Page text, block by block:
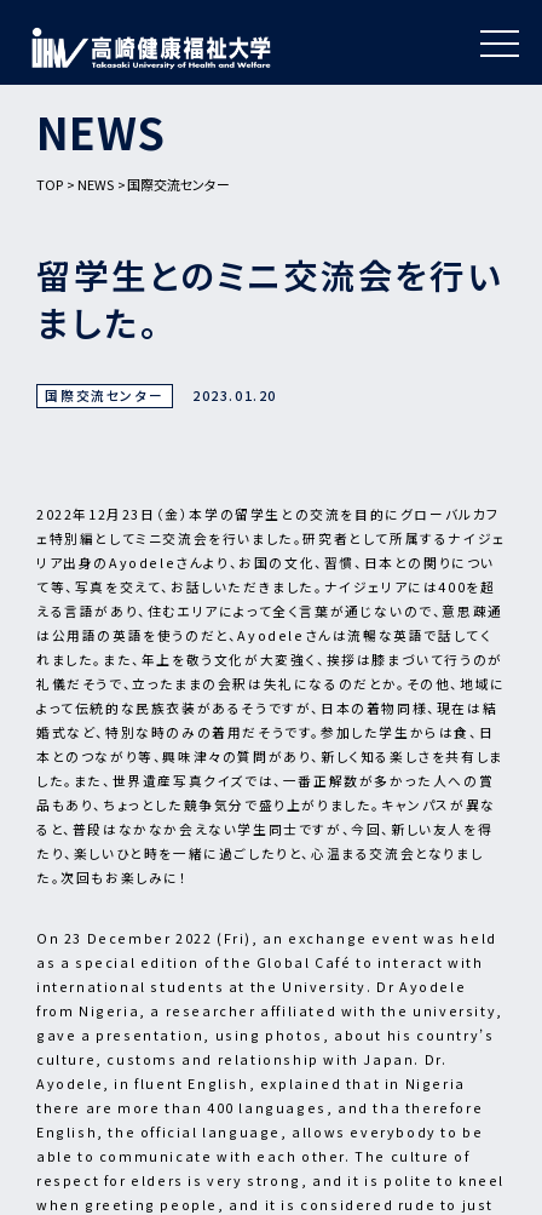
NEWS
TOP NEWS 国際交流センター
留学生とのミニ交流会を行い
ました。
国際交流センター 2023.01.20
2022年12月23日（金）本学の留学生との交流を目的にグローバルカフ
ェ特別編としてミニ交流会を行いました。研究者として所属するナイジェ
リア出身のAyodeleさんより、お国の文化、習慣、日本との関りについ
て等、写真を交えて、お話しいただきました。ナイジェリアには400を超
える言語があり、住むエリアによって全く言葉が通じないので、意思疎通
は公用語の英語を使うのだと、Ayodeleさんは流暢な英語で話してく
れました。また、年上を敬う文化が大変強く、挨拶は膝まづいて行うのが
礼儀だそうで、立ったままの会釈は失礼になるのだとか。その他、地域に
よって伝統的な民族衣装があるそうですが、日本の着物同様、現在は結
婚式など、特別な時のみの着用だそうです。参加した学生からは食、日
本とのつながり等、興味津々の質問があり、新しく知る楽しさを共有しま
した。また、世界遺産写真クイズでは、一番正解数が多かった人への賞
品もあり、ちょっとした競争気分で盛り上がりました。キャンパスが異な
ると、普段はなかなか会えない学生同士ですが、今回、新しい友人を得
たり、楽しいひと時を一緒に過ごしたりと、心温まる交流会となりまし
た。次回もお楽しみに！
On 23 December 2022 (Fri), an exchange event was held
as a special edition of the Global Café to interact with
international students at the University. Dr Ayodele
from Nigeria, a researcher affiliated with the university,
gave a presentation, using photos, about his country’s
culture, customs and relationship with Japan. Dr.
Ayodele, in fluent English, explained that in Nigeria
there are more than 400 languages, and tha therefore
English, the official language, allows everybody to be
able to communicate with each other. The culture of
respect for elders is very strong, and it is polite to kneel
when greeting people, and it is considered rude to just